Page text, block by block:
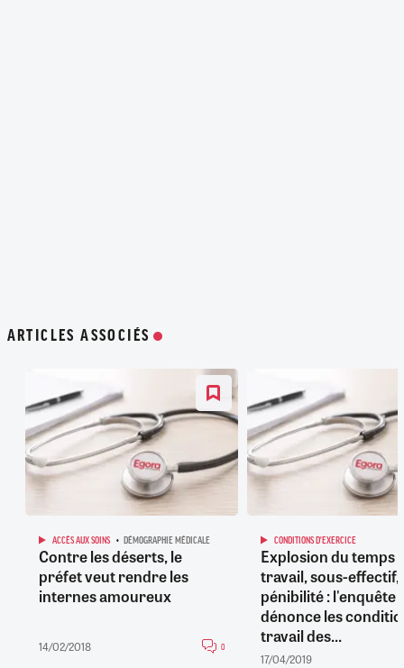
ARTICLES ASSOCIÉS
ACCÈS AUX SOINS DÉMOGRAPHIE MÉDICALE
Contre les déserts, le
préfet veut rendre les
internes amoureux
14/02/2018 0
CONDITIONS D'EXERCICE
Explosion du temps
travail, sous-effectif,
pénibilité : l'enquête
dénonce les
travail des...
17/04/2019